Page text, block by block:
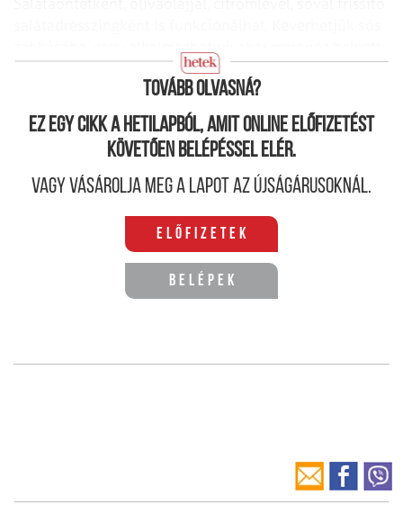
Tovább olvasná?
Ez egy cikk a hetilapból, amit online előfizetést
követően belépéssel elér.
Vagy vásárolja meg a lapot az újságárusoknál.
Előfizetek
Belépek